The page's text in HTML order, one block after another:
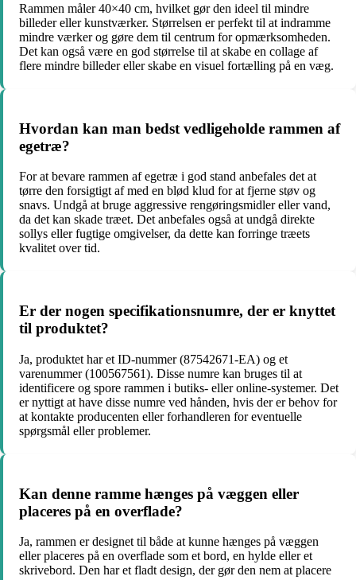
Rammen måler 40×40 cm, hvilket gør den ideel til mindre
billeder eller kunstværker. Størrelsen er perfekt til at indramme
mindre værker og gøre dem til centrum for opmærksomheden.
Det kan også være en god størrelse til at skabe en collage af
flere mindre billeder eller skabe en visuel fortælling på en væg.
Hvordan kan man bedst vedligeholde rammen af
egetræ?
For at bevare rammen af egetræ i god stand anbefales det at
tørre den forsigtigt af med en blød klud for at fjerne støv og
snavs. Undgå at bruge aggressive rengøringsmidler eller vand,
da det kan skade træet. Det anbefales også at undgå direkte
sollys eller fugtige omgivelser, da dette kan forringe træets
kvalitet over tid.
Er der nogen specifikationsnumre, der er knyttet
til produktet?
Ja, produktet har et ID-nummer (87542671-EA) og et
varenummer (100567561). Disse numre kan bruges til at
identificere og spore rammen i butiks- eller online-systemer. Det
er nyttigt at have disse numre ved hånden, hvis der er behov for
at kontakte producenten eller forhandleren for eventuelle
spørgsmål eller problemer.
Kan denne ramme hænges på væggen eller
placeres på en overflade?
Ja, rammen er designet til både at kunne hænges på væggen
eller placeres på en overflade som et bord, en hylde eller et
skrivebord. Den har et fladt design, der gør den nem at placere